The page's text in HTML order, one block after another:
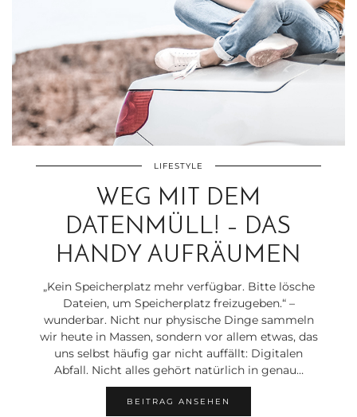
LIFESTYLE
WEG MIT DEM
DATENMÜLL! – DAS
HANDY AUFRÄUMEN
„Kein Speicherplatz mehr verfügbar. Bitte lösche
Dateien, um Speicherplatz freizugeben.“ –
wunderbar. Nicht nur physische Dinge sammeln
wir heute in Massen, sondern vor allem etwas, das
uns selbst häufig gar nicht auffällt: Digitalen
Abfall. Nicht alles gehört natürlich in genau…
BEITRAG ANSEHEN